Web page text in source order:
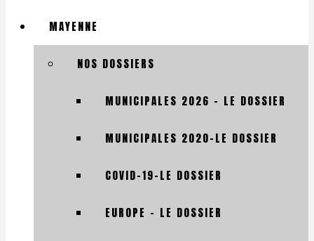
MAYENNE
NOS DOSSIERS
MUNICIPALES 2026 – LE DOSSIER
MUNICIPALES 2020-LE DOSSIER
COVID-19-LE DOSSIER
EUROPE – LE DOSSIER